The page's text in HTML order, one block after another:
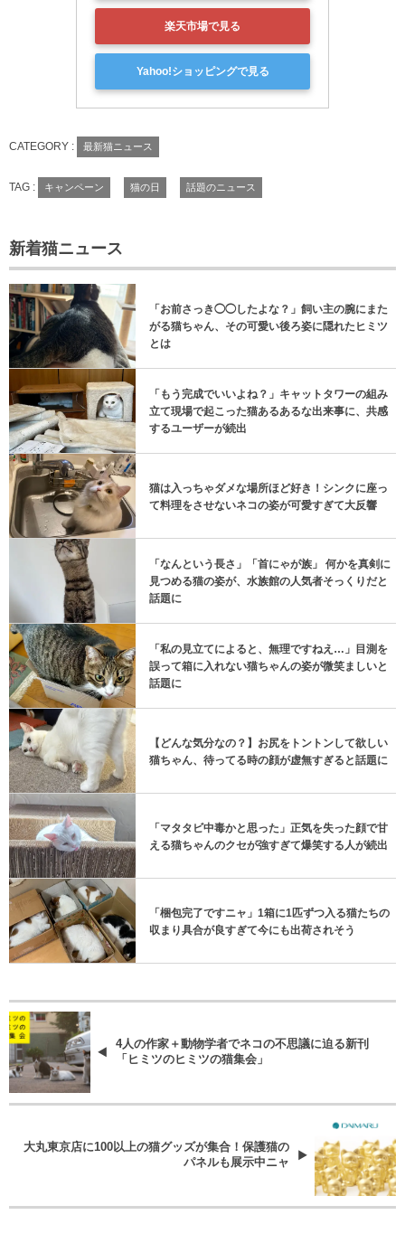
楽天市場で見る
Yahoo!ショッピングで見る
CATEGORY : 最新猫ニュース
TAG : キャンペーン 猫の日 話題のニュース
新着猫ニュース
「お前さっき◯◯したよな？」飼い主の腕にまた
がる猫ちゃん、その可愛い後ろ姿に隠れたヒミツ
とは
「もう完成でいいよね？」キャットタワーの組み
立て現場で起こった猫あるあるな出来事に、共感
するユーザーが続出
猫は入っちゃダメな場所ほど好き！シンクに座っ
て料理をさせないネコの姿が可愛すぎて大反響
「なんという長さ」「首にゃが族」 何かを真剣に
見つめる猫の姿が、水族館の人気者そっくりだと
話題に
「私の見立てによると、無理ですねえ…」目測を
誤って箱に入れない猫ちゃんの姿が微笑ましいと
話題に
【どんな気分なの？】お尻をトントンして欲しい
猫ちゃん、待ってる時の顔が虚無すぎると話題に
「マタタビ中毒かと思った」正気を失った顔で甘
える猫ちゃんのクセが強すぎて爆笑する人が続出
「梱包完了ですニャ」1箱に1匹ずつ入る猫たちの
収まり具合が良すぎて今にも出荷されそう
4人の作家＋動物学者でネコの不思議に迫る新刊
「ヒミツのヒミツの猫集会」
大丸東京店に100以上の猫グッズが集合！保護猫の
パネルも展示中ニャ